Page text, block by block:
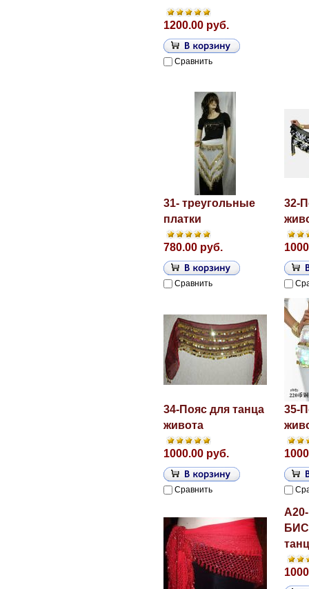
1200.00 руб.
Сравнить
31- треугольные
платки
780.00 руб.
Сравнить
32-
34-Пояс для танца
живота
1000.00 руб.
Сравнить
35-